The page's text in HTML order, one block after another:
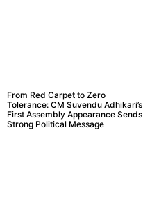
From Red Carpet to Zero
Tolerance: CM Suvendu Adhikari’s
First Assembly Appearance Sends
Strong Political Message